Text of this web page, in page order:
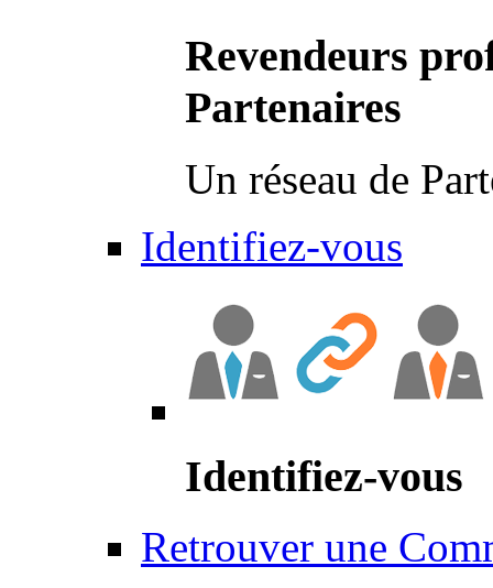
Revendeurs
Partenaires
Un réseau de
Identifiez-vous
Identifiez-vous
Retrouver une